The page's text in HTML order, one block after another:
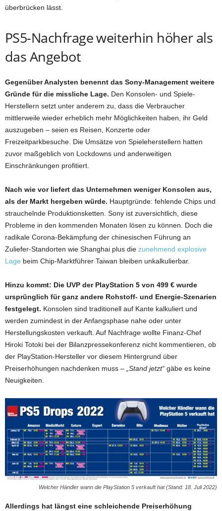
überbrücken lässt.
PS5-Nachfrage weiterhin höher als
das Angebot
Gegenüber Analysten benennt das Sony-Management weitere
Gründe für die missliche Lage. Den Konsolen- und Spiele-
Herstellern setzt unter anderem zu, dass die Verbraucher
mittlerweile wieder erheblich mehr Möglichkeiten haben, ihr Geld
auszugeben – seien es Reisen, Konzerte oder
Freizeitparkbesuche. Die Umsätze von Spieleherstellern hatten
zuvor maßgeblich von Lockdowns und anderweitigen
Einschränkungen profitiert.
Nach wie vor liefert das Unternehmen weniger Konsolen aus,
als der Markt hergeben würde. Hauptgründe: fehlende Chips und
strauchelnde Produktionsketten. Sony ist zuversichtlich, diese
Probleme in den kommenden Monaten lösen zu können. Doch die
radikale Corona-Bekämpfung der chinesischen Führung an
Zuliefer-Standorten wie Shanghai plus die zunehmend explosive
Lage beim Chip-Marktführer Taiwan bleiben unkalkulierbar.
Hinzu kommt: Die UVP der PlayStation 5 von 499 € wurde
ursprünglich für ganz andere Rohstoff- und Energie-Szenarien
festgelegt. Konsolen sind traditionell auf Kante kalkuliert und
werden zumindest in der Anfangsphase nahe oder unter
Herstellungskosten verkauft. Auf Nachfrage wollte Finanz-Chef
Hiroki Totoki bei der Bilanzpressekonferenz nicht kommentieren, ob
der PlayStation-Hersteller vor diesem Hintergrund über
Preiserhöhungen nachdenken muss – „Stand jetzt“ gäbe es keine
Neuigkeiten.
Welcher Händler wann die PlayStation 5 verkauft hat (Stand: 18. Juli 2022)
Allerdings hat längst eine schleichende Preiserhöhung